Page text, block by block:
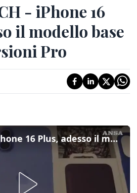
- iPhone 16
il modello base
Pro
PROVE TECH - iPhone 16 Plus, adesso il modello base sfida le versioni Pro